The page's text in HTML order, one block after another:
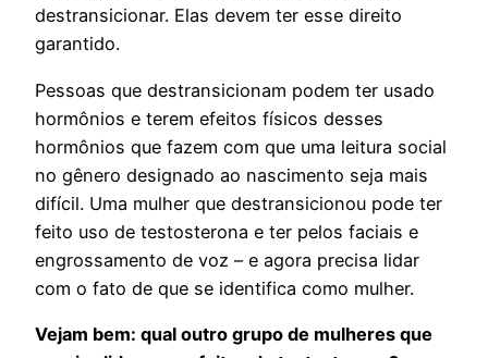
destransicionar. Elas devem ter esse direito
garantido.
Pessoas que destransicionam podem ter usado
hormônios e terem efeitos físicos desses
hormônios que fazem com que uma leitura social
no gênero designado ao nascimento seja mais
difícil. Uma mulher que destransicionou pode ter
feito uso de testosterona e ter pelos faciais e
engrossamento de voz – e agora precisa lidar
com o fato de que se identifica como mulher.
Vejam bem: qual outro grupo de mulheres que